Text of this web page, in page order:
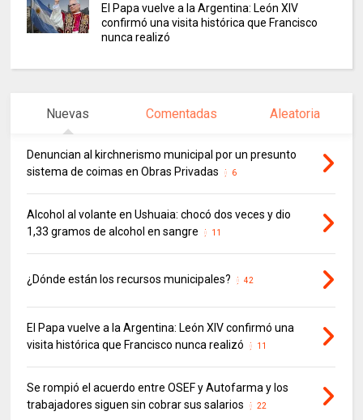
El Papa vuelve a la Argentina: León XIV
confirmó una visita histórica que Francisco
nunca realizó
Nuevas Comentadas Aleatoria
Denuncian al kirchnerismo municipal por un presunto
sistema de coimas en Obras Privadas
6
Alcohol al volante en Ushuaia: chocó dos veces y dio
1,33 gramos de alcohol en sangre
11
¿Dónde están los recursos municipales? 42
El Papa vuelve a la Argentina: León XIV confirmó una
visita histórica que Francisco nunca realizó
11
Se rompió el acuerdo entre OSEF y Autofarma y los
trabajadores siguen sin cobrar sus salarios
22